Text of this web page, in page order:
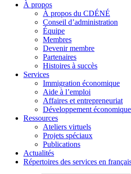
À propos
À propos du CDÉNÉ
Conseil d’administration
Équipe
Membres
Devenir membre
Partenaires
Histoires à succès
Services
Immigration économique
Aide à l’emploi
Affaires et entrepreneuriat
Développement
Ressources
Ateliers virtuels
Projets spéciaux
Publications
Actualités
Répertoires des services en